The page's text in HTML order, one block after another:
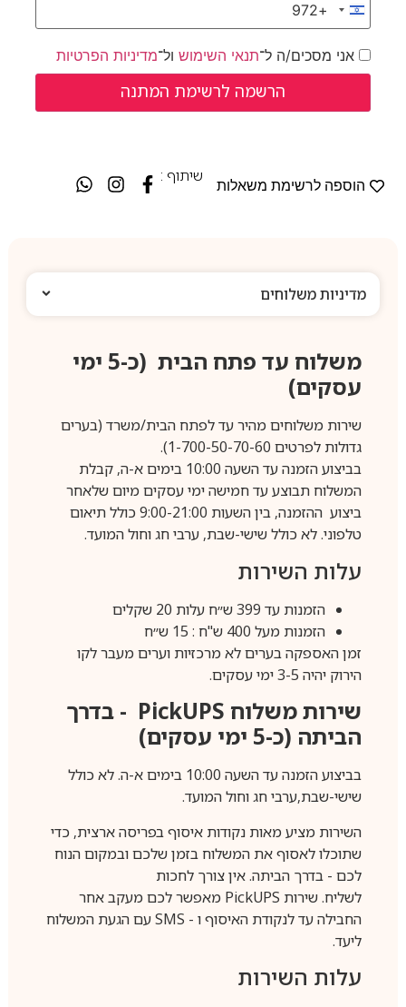
Israel +972
+972
אני מסכים/ה ל־תנאי השימושול־מדיניות הפרטיות
הוספה לרשימת משאלות
שיתוף :
מדיניות משלוחים
משלוח עד פתח הבית (כ-5 ימי
עסקים)
שירות משלוחים מהיר עד לפתח הבית/משרד (בערים
גדולות לפרטים 1-700-50-70-60).
בביצוע הזמנה עד השעה 10:00 בימים א-ה, קבלת
המשלוח תבוצע עד חמישה ימי עסקים מיום שלאחר
ביצוע ההזמנה, בין השעות 9:00-21:00 כולל תיאום
טלפוני. לא כולל שישי-שבת, ערבי חג וחול המועד.
עלות השירות
הזמנות עד 399 ש״ח עלות 20 שקלים
הזמנות מעל 400 ש"ח : 15 ש״ח
זמן האספקה בערים לא מרכזיות וערים מעבר לקו
הירוק יהיה 3-5 ימי עסקים.
שירות משלוח PickUPS- בדרך
הביתה (כ-5 ימי עסקים)
בביצוע הזמנה עד השעה 10:00 בימים א-ה. לא כולל
שישי-שבת,ערבי חג וחול המועד.
השירות מציע מאות נקודות איסוף בפריסה ארצית, כדי
שתוכלו לאסוף את המשלוח בזמן שלכם ובמקום הנוח
לכם - בדרך הביתה. אין צורך לחכות
לשליח. שירות PickUPSמאפשר לכם מעקב אחר
החבילה עד לנקודת האיסוף ו - SMSעם הגעת המשלוח
ליעד.
עלות השירות